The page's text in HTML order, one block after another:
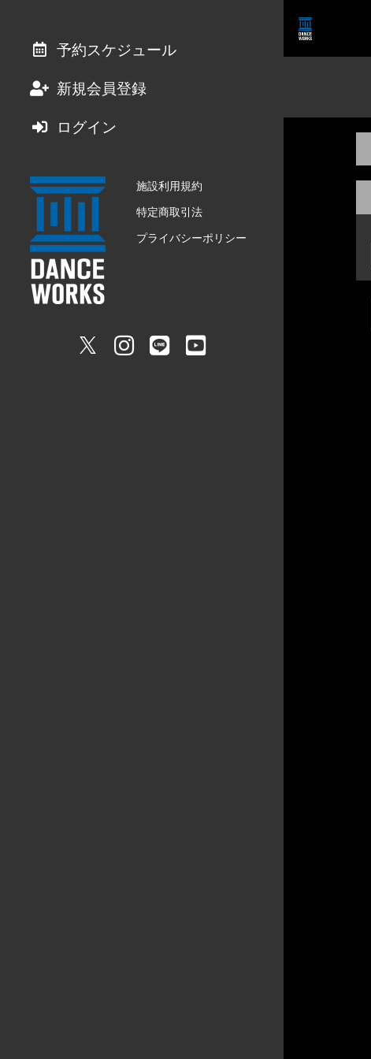
予約スケジュール
新規会員登録
ログイン
施設利用規約
特定商取引法
プライバシーポリシー